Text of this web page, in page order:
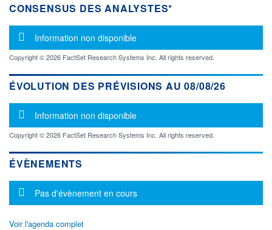
CONSENSUS DES ANALYSTES*
Message d'information
Information non disponible
Copyright © 2026 FactSet Research Systems Inc. All rights reserved.
ÉVOLUTION DES PRÉVISIONS AU 08/08/26
Message d'information
Information non disponible
Copyright © 2026 FactSet Research Systems Inc. All rights reserved.
ÉVÈNEMENTS
Message d'information
Pas d'évènement en cours
Voir l'agenda complet